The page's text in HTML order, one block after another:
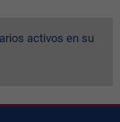
activos en su